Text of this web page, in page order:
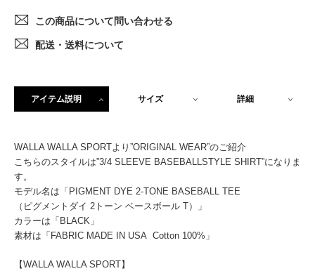
この商品について問い合わせる
配送・送料について
アイテム説明 サイズ 詳細
WALLA WALLA SPORTより”ORIGINAL WEAR”のご紹介
こちらのスタイルは”3/4 SLEEVE BASEBALLSTYLE SHIRT”になりま
す。
モデル名は「PIGMENT DYE 2-TONE BASEBALL TEE
（ピグメントダイ 2トーン ベースボール T）」
カラーは「BLACK」
素材は「FABRIC MADE IN USA Cotton 100%」
【WALLA WALLA SPORT】